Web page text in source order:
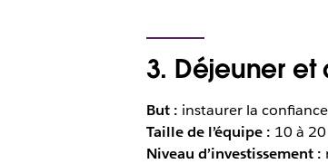
3. Déjeuner et
But : instaurer la
Taille de l’équipe : 10 à
Niveau d’investissement :